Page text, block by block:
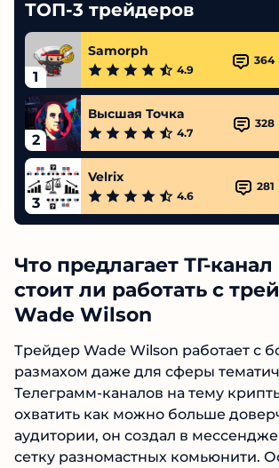
ТОП-3 трейдеров
1
Samorph
4.9
2
Высшая Точка
Velrix
281
Что предлагает ТГ-канал
Wade Wilson
Трейдер Wade Wilson работает с
размахом даже для сферы
Телеграмм-каналов на тему
охватить как можно больше